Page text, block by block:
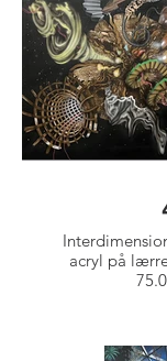
acryl på